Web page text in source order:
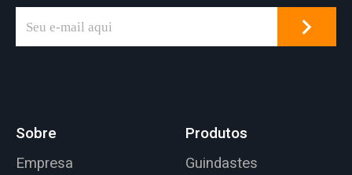
Sobre
Empresa
Produtos
Guindastes